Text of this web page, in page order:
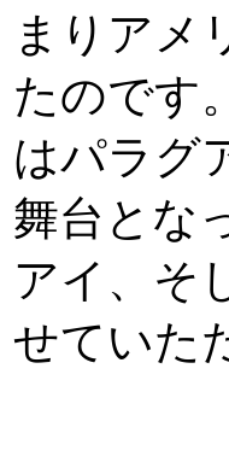
まりアメ
たのです
はパラグ
舞台とな
アイ、そ
せていた